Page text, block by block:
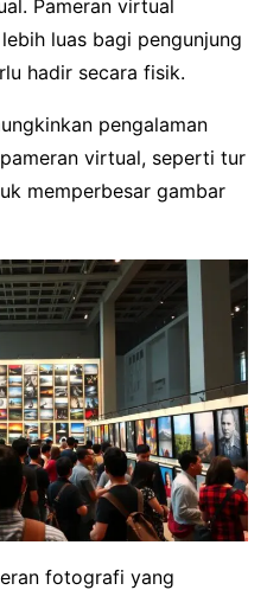
Pameran virtual
luas bagi pengunjung
hadir secara fisik.
pengalaman
virtual, seperti tur
memperbesar gambar
fotografi yang